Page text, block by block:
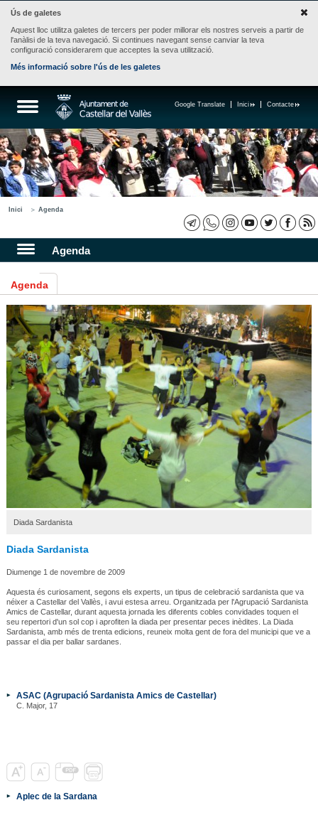
Ús de galetes
Aquest lloc utilitza galetes de tercers per poder millorar els nostres serveis a partir de
l'anàlisi de la teva navegació. Si continues navegant sense canviar la teva
configuració considerarem que acceptes la seva utilització.
Més informació sobre l'ús de les galetes
Contacte
Inici
Google Translate
Inici Agenda
Agenda
Agenda
Diada Sardanista
Diada Sardanista
Diumenge 1 de novembre de 2009
Aquesta és curiosament, segons els experts, un tipus de celebració sardanista que va
néixer a Castellar del Vallès, i avui estesa arreu. Organitzada per l'Agrupació Sardanista
Amics de Castellar, durant aquesta jornada les diferents cobles convidades toquen el
seu repertori d'un sol cop i aprofiten la diada per presentar peces inèdites. La Diada
Sardanista, amb més de trenta edicions, reuneix molta gent de fora del municipi que ve a
passar el dia per ballar sardanes.
ASAC (Agrupació Sardanista Amics de Castellar)
C. Major, 17
Aplec de la Sardana